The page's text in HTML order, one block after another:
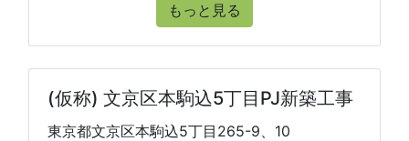
もっと見る
(仮称) 文京区本駒込5丁目PJ新築工事
東京都文京区本駒込5丁目265-9、10